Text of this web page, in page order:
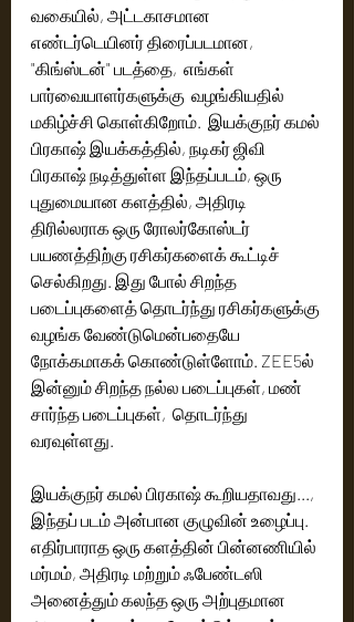
வகையில், அட்டகாசமான
எண்டர்டெயினர் திரைப்படமான,
"கிங்ஸ்டன்" படத்தை,  எங்கள்
பார்வையாளர்களுக்கு  வழங்கியதில்
மகிழ்ச்சி கொள்கிறோம்.  இயக்குநர் கமல்
பிரகாஷ் இயக்கத்தில், நடிகர் ஜிவி
பிரகாஷ் நடித்துள்ள இந்தப்படம், ஒரு
புதுமையான களத்தில், அதிரடி
திரில்லராக ஒரு ரோலர்கோஸ்டர்
பயணத்திற்கு ரசிகர்களைக் கூட்டிச்
செல்கிறது. இது போல் சிறந்த
படைப்புகளைத் தொடர்ந்து ரசிகர்களுக்கு
வழங்க வேண்டுமென்பதையே
நோக்கமாகக் கொண்டுள்ளோம். ZEE5ல்
இன்னும் சிறந்த நல்ல படைப்புகள், மண்
சார்ந்த படைப்புகள்,  தொடர்ந்து
வரவுள்ளது.
இயக்குநர் கமல் பிரகாஷ் கூறியதாவது...,
இந்தப் படம் அன்பான குழுவின் உழைப்பு.
எதிர்பாராத ஒரு களத்தின் பின்னணியில்
மர்மம், அதிரடி மற்றும் ஃபேண்டஸி
அனைத்தும் கலந்த ஒரு அற்புதமான